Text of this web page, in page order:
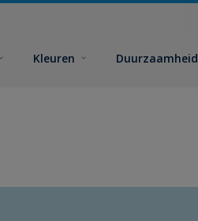
Kleuren Duurzaamheid